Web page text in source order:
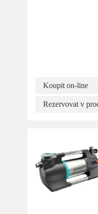
Koupit on-line
Rezervovat v